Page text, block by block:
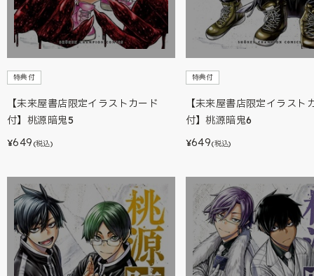
特典付
【未来屋書店限定イラストカード
付】桃源暗鬼5
¥649 (税込)
特典付
【未来屋書店限定イラスト
付】桃源暗鬼6
¥649(税込)